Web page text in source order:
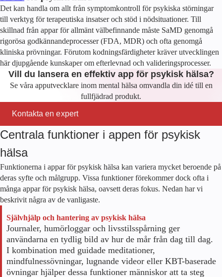
Det kan handla om allt från symptomkontroll för psykiska störningar
till verktyg för terapeutiska insatser och stöd i nödsituationer. Till
skillnad från appar för allmänt välbefinnande måste SaMD genomgå
rigorösa godkännandeprocesser (FDA, MDR) och ofta genomgå
kliniska prövningar. Förutom kodningsfärdigheter kräver utvecklingen
här djupgående kunskaper om efterlevnad och valideringsprocesser.
Vill du lansera en effektiv app för psykisk hälsa?
Se våra apputvecklare inom mental hälsa omvandla din idé till en
fullfjädrad produkt.
Kontakta en expert
Centrala funktioner i appen för psykisk
hälsa
Funktionerna i appar för psykisk hälsa kan variera mycket beroende på
deras syfte och målgrupp. Vissa funktioner förekommer dock ofta i
många appar för psykisk hälsa, oavsett deras fokus. Nedan har vi
beskrivit några av de vanligaste.
Självhjälp och hantering av psykisk hälsa
Journaler, humörloggar och livsstilsspårning ger
användarna en tydlig bild av hur de mår från dag till dag.
I kombination med guidade meditationer,
mindfulnessövningar, lugnande videor eller KBT-baserade
övningar hjälper dessa funktioner människor att ta steg